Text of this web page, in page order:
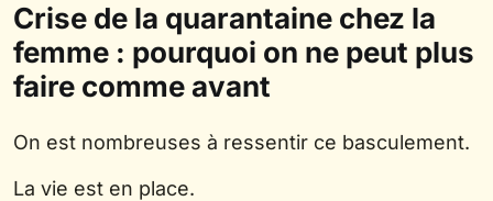
Crise de la quarantaine chez la
femme : pourquoi on ne peut plus
faire comme avant
On est nombreuses à ressentir ce basculement.
La vie est en place.